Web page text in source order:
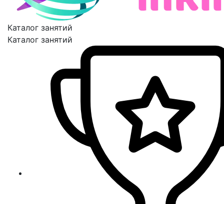
Каталог занятий
Каталог занятий